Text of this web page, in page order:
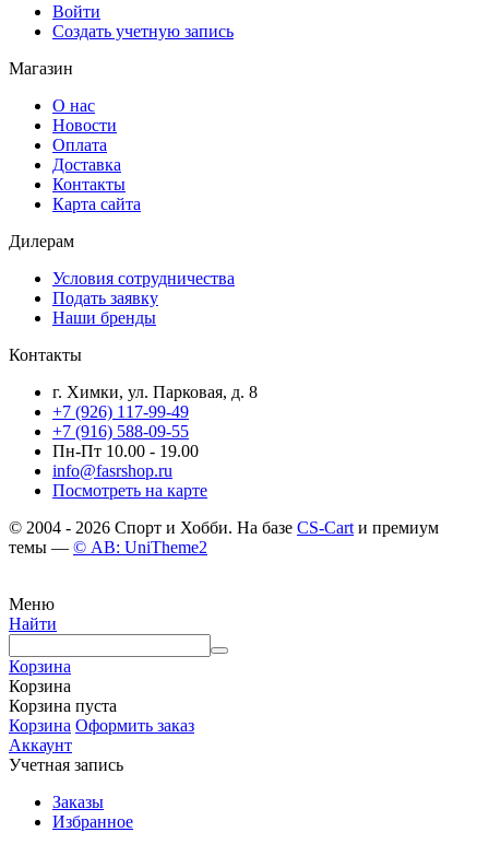
Войти
Создать учетную запись
Магазин
О нас
Новости
Оплата
Доставка
Контакты
Карта сайта
Дилерам
Условия сотрудничества
Подать заявку
Наши бренды
Контакты
г. Химки, ул. Парковая, д. 8
+7 (926) 117-99-49
+7 (916) 588-09-55
Пн-Пт 10.00 - 19.00
info@fasrshop.ru
Посмотреть на карте
© 2004 - 2026 Спорт и Хобби. На базе CS-Cart и премиум
темы — © AB: UniTheme2
Меню
Найти
Корзина
Корзина
Корзина пуста
Корзина Оформить заказ
Аккаунт
Учетная запись
Заказы
Избранное